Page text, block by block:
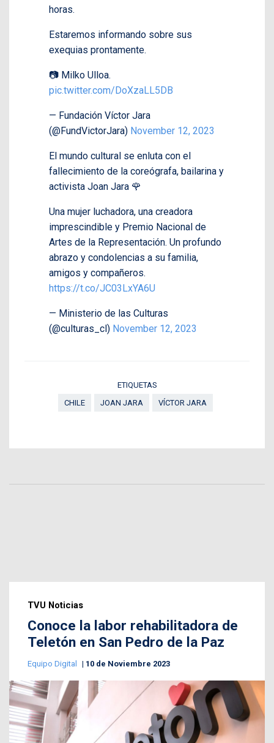
horas.
Estaremos informando sobre sus
exequias prontamente.
📷 Milko Ulloa.
pic.twitter.com/DoXzaLL5DB
— Fundación Víctor Jara
(@FundVictorJara) November 12, 2023
El mundo cultural se enluta con el
fallecimiento de la coreógrafa, bailarina y
activista Joan Jara 🌹
Una mujer luchadora, una creadora
imprescindible y Premio Nacional de
Artes de la Representación. Un profundo
abrazo y condolencias a su familia,
amigos y compañeros.
https://t.co/JC03LxYA6U
— Ministerio de las Culturas
(@culturas_cl) November 12, 2023
ETIQUETAS
CHILE
JOAN JARA VÍCTOR JARA
TVU Noticias
Conoce la labor rehabilitadora de
Teletón en San Pedro de la Paz
Equipo Digital 10 de Noviembre 2023